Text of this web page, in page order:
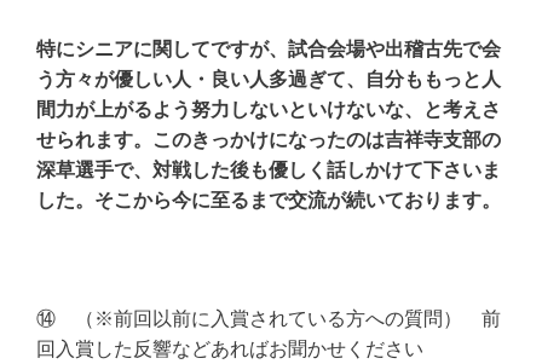
特にシニアに関してですが、試合会場や出稽古先で会
う方々が優しい人・良い人多過ぎて、自分ももっと人
間力が上がるよう努力しないといけないな、と考えさ
せられます。このきっかけになったのは吉祥寺支部の
深草選手で、対戦した後も優しく話しかけて下さいま
した。そこから今に至るまで交流が続いております。
⑭ （※前回以前に入賞されている方への質問） 前
回入賞した反響などあればお聞かせください